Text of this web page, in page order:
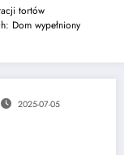
tortów
Dom wypełniony
2025-07-05